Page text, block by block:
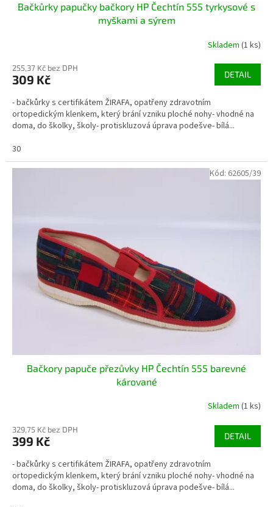
Bačkůrky papučky bačkory HP Čechtín 555 tyrkysové s
myškami a sýrem
Skladem (1 ks)
255,37 Kč bez DPH
309 Kč DETAIL
- bačkůrky s certifikátem ŽIRAFA, opatřeny zdravotním
ortopedickým klenkem, který brání vzniku ploché nohy- vhodné na
doma, do školky, školy- protiskluzová úprava podešve- bílá...
30
Bačkory papuče přezůvky HP Čechtín 555 barevné
kárované
Skladem (1 ks)
329,75 Kč bez DPH
399 Kč DETAIL
- bačkůrky s certifikátem ŽIRAFA, opatřeny zdravotním
ortopedickým klenkem, který brání vzniku ploché nohy- vhodné na
doma, do školky, školy- protiskluzová úprava podešve- bílá...
Kód: 62605/39